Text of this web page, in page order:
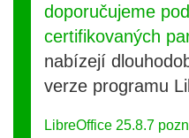
doporučujeme
certifikovaných
nabízejí
verze programu
LibreOffice 25.8.7